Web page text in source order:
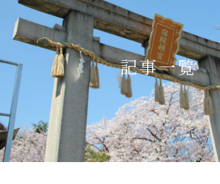
記事一覧